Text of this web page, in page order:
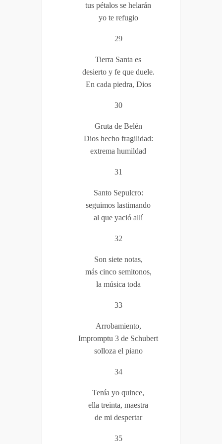
tus pétalos se helarán
yo te refugio
29
Tierra Santa es
desierto y fe que duele.
En cada piedra, Dios
30
Gruta de Belén
Dios hecho fragilidad:
extrema humildad
31
Santo Sepulcro:
seguimos lastimando
al que yació allí
32
Son siete notas,
más cinco semitonos,
la música toda
33
Arrobamiento,
Impromptu 3 de Schubert
solloza el piano
34
Tenía yo quince,
ella treinta, maestra
de mi despertar
35